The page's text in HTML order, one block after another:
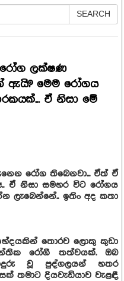
SEARCH
රෝග ලක්ෂණ
ඇයි? මෙම රෝගය
ඒ නිසා මේ
රෝග තිබෙනවා... ඒත් ඒ
ඒ නිසා සමහර විට රෝගය
ඉතිං අද කතා
තොරව ලොකු කුඩා
රෝගී තත්වයක්. ඔබ
වූ පුද්ගලයන් හතර
තමාට දියවැඩියාව වැළඳී